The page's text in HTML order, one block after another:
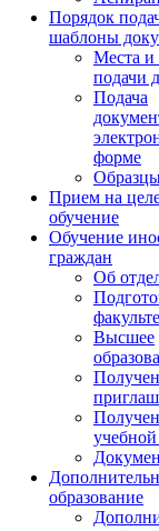
Порядок
шаблоны
Места и
подачи
Подача
форме
Прием на
обучение
Обучение
граждан
Об
Высшее
образование